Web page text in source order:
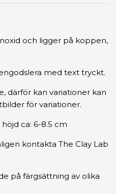
och ligger på koppen,
med text tryckt.
därför kan variationer kan
för variationer.
ca: 6-8.5 cm
kontakta The Clay Lab
på färgsättning av olika